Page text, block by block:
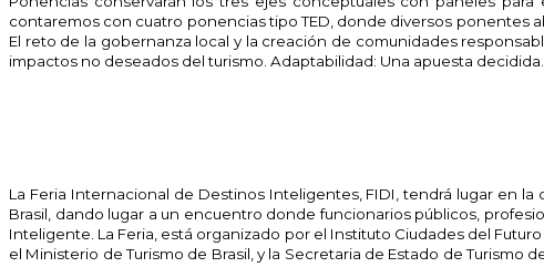
contaremos con cuatro ponencias tipo TED, donde diversos ponentes
El reto de la gobernanza local y la creación de comunidades
impactos no deseados del turismo. Adaptabilidad: Una apuesta
La Feria Internacional de Destinos Inteligentes, FIDI, tendrá lugar en la
Brasil, dando lugar a un encuentro donde funcionarios públicos,
Inteligente. La Feria, está organizado por el Instituto Ciudades del
el Ministerio de Turismo de Brasil, y la Secretaria de Estado de Turismo